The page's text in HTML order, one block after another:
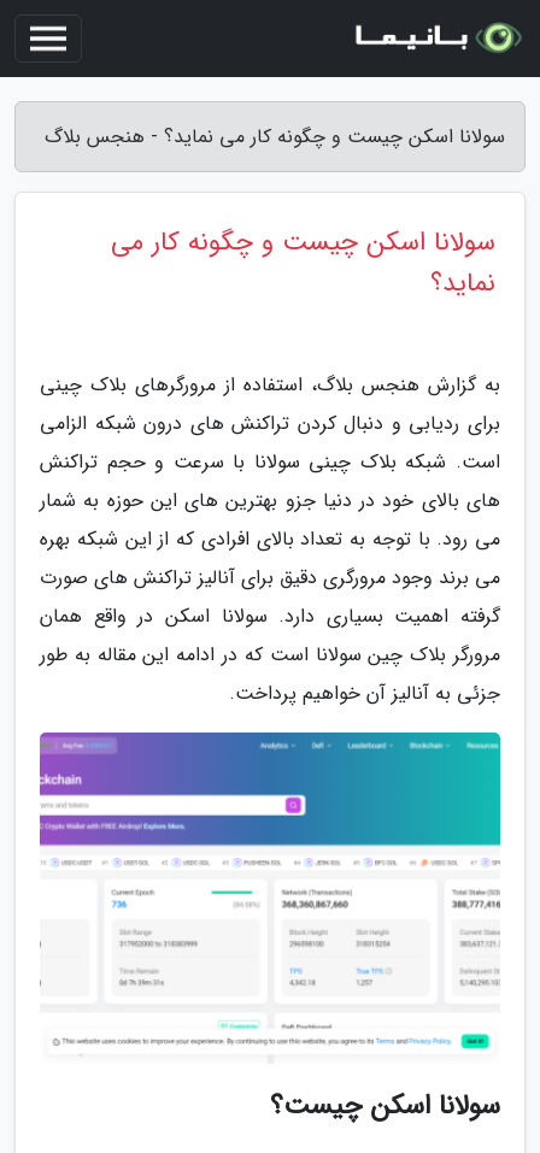
سولانا اسکن چیست و چگونه کار می نماید؟ - هنجس بلاگ
سولانا اسکن چیست و چگونه کار می
نماید؟
به گزارش هنجس بلاگ، استفاده از مرورگرهای بلاک چینی
برای ردیابی و دنبال کردن تراکنش های درون شبکه الزامی
است. شبکه بلاک چینی سولانا با سرعت و حجم تراکنش
های بالای خود در دنیا جزو بهترین های این حوزه به شمار
می رود. با توجه به تعداد بالای افرادی که از این شبکه بهره
می برند وجود مرورگری دقیق برای آنالیز تراکنش های صورت
گرفته اهمیت بسیاری دارد. سولانا اسکن در واقع همان
مرورگر بلاک چین سولانا است که در ادامه این مقاله به طور
جزئی به آنالیز آن خواهیم پرداخت.
سولانا اسکن چیست؟